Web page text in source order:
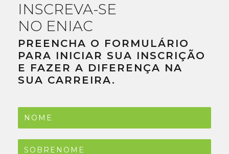
INSCREVA-SE
NO ENIAC
PREENCHA O FORMULÁRIO
PARA INICIAR SUA INSCRIÇÃO
E FAZER A DIFERENÇA NA
SUA CARREIRA.